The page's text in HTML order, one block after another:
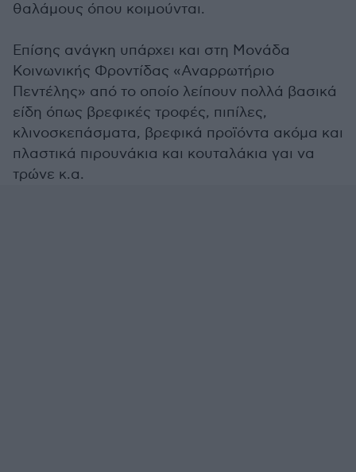
θαλάμους όπου κοιμούνται.
Επίσης ανάγκη υπάρχει και στη Μονάδα
Κοινωνικής Φροντίδας «Αναρρωτήριο
Πεντέλης» από το οποίο λείπουν πολλά βασικά
είδη όπως βρεφικές τροφές, πιπίλες,
κλινοσκεπάσματα, βρεφικά προϊόντα ακόμα και
πλαστικά πιρουνάκια και κουταλάκια γαι να
τρώνε κ.α.